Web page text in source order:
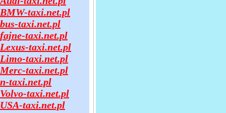
BMW-taxi.net.pl
bus-taxi.net.pl
fajne-taxi.net.pl
Lexus-taxi.net.pl
Limo-taxi.net.pl
Merc-taxi.net.pl
n-taxi.net.pl
Volvo-taxi.net.pl
USA-taxi.net.pl